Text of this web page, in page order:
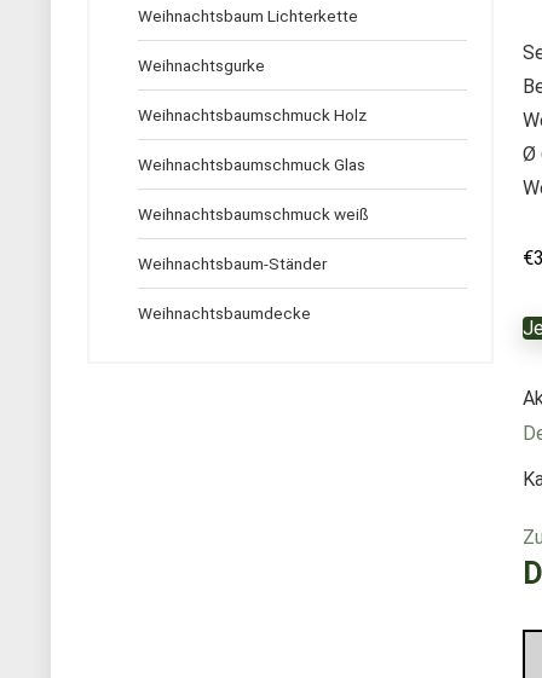
Ø
€
Weihnachtsbaum Lichterkette
Weihnachtsgurke
Weihnachtsbaumschmuck Holz
Weihnachtsbaumschmuck Glas
Weihnachtsbaumschmuck weiß
Weihnachtsbaum-Ständer
Weihnachtsbaumdecke